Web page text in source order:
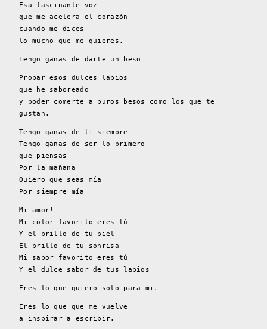
Esa fascinante voz
que me acelera el corazón
cuando me dices
lo mucho que me quieres.
Tengo ganas de darte un beso
Probar esos dulces labios
que he saboreado
y poder comerte a puros besos como los que te
gustan.
Tengo ganas de ti siempre
Tengo ganas de ser lo primero
que piensas
Por la mañana
Quiero que seas mía
Por siempre mía
Mi amor!
Mi color favorito eres tú
Y el brillo de tu piel
El brillo de tu sonrisa
Mi sabor favorito eres tú
Y el dulce sabor de tus labios
Eres lo que quiero solo para mi.
Eres lo que que me vuelve
a inspirar a escribir.